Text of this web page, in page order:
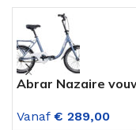
Abrar Nazaire
Vanaf € 289,00